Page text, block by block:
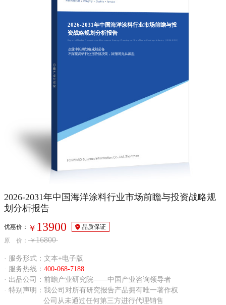
2026-2031年中国海洋涂料行业市场前瞻与投
资战略规划分析报告
Report of Market Prospective and Investment Strategy Planning on China Marine Coatings Industry（2026-2031）
企业中长期战略规划必备
不深度调研行业形势就决策，回报将无从谈起
2026-2031年中国海洋涂料行业市场前瞻与投资战略规
划分析报告
优惠价： ￥ 13900
品质保证
原 价： ￥16800
· 服务形式：文本+电子版
· 服务热线： 400-068-7188
· 出品公司：前瞻产业研究院——中国产业咨询领导者
· 特别声明：我公司对所有研究报告产品拥有唯一著作权
公司从未通过任何第三方进行代理销售